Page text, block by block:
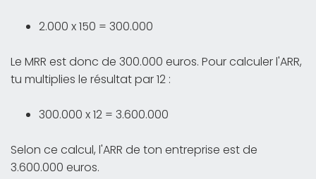
2.000 x 150 = 300.000
Le MRR est donc de 300.000 euros. Pour calculer l'ARR,
tu multiplies le résultat par 12 :
300.000 x 12 = 3.600.000
Selon ce calcul, l'ARR de ton entreprise est de
3.600.000 euros.